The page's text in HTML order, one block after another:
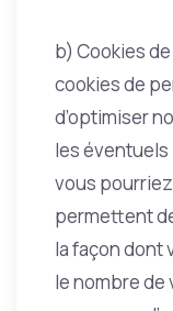
b) Cookies
cookies de
d’optimiser
les
vous
permettent
la façon dont
le nombre de